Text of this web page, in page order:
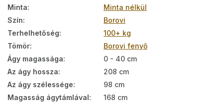
Minta:
Minta nélkül
Szín:
Borovi
Terhelhetőség:
100+ kg
Tömör:
Borovi fenyő
Ágy magassága:
0 - 40 cm
Az ágy hossza:
208 cm
Az ágy szélessége:
98 cm
Magasság ágytámlával:
168 cm